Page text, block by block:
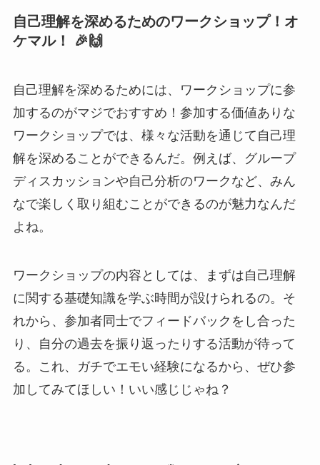
自己理解を深めるためのワークショップ！オ
ケマル！ 🎉🙌
自己理解を深めるためには、ワークショップに参
加するのがマジでおすすめ！参加する価値ありな
ワークショップでは、様々な活動を通じて自己理
解を深めることができるんだ。例えば、グループ
ディスカッションや自己分析のワークなど、みん
なで楽しく取り組むことができるのが魅力なんだ
よね。
ワークショップの内容としては、まずは自己理解
に関する基礎知識を学ぶ時間が設けられるの。そ
れから、参加者同士でフィードバックをし合った
り、自分の過去を振り返ったりする活動が待って
る。これ、ガチでエモい経験になるから、ぜひ参
加してみてほしい！いい感じじゃね？